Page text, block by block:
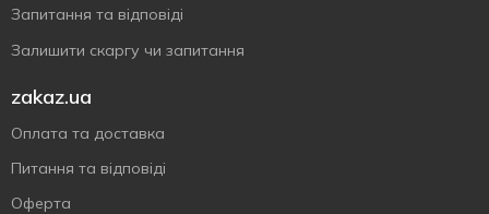
Запитання та відповіді
Залишити скаргу чи запитання
zakaz.ua
Оплата та доставка
Питання та відповіді
Оферта